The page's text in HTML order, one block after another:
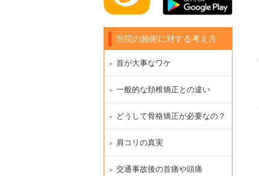
当院の施術に対する考え方
首が大事なワケ
一般的な頚椎矯正との違い
どうして骨格矯正が必要なの？
肩コリの真実
交通事故後の首痛や頭痛